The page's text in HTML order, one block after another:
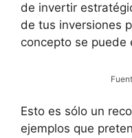
de invertir
de tus inversiones
concepto se puede
Esto es sólo un
ejemplos que